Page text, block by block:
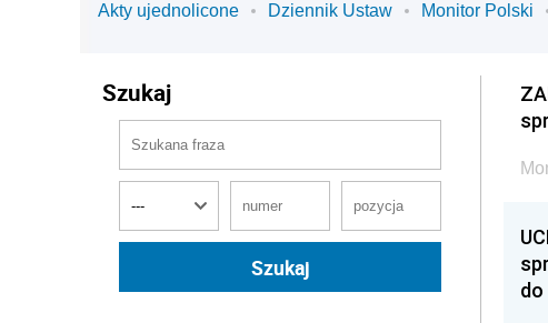
Akty ujednolicone Dziennik Ustaw Monitor Polski
Szukaj